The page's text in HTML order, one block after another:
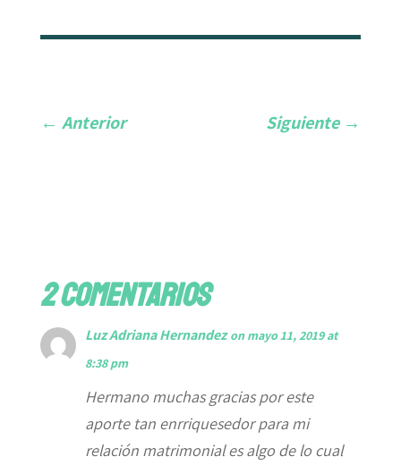
← Anterior Siguiente→
2 Comentarios
Luz Adriana Hernandez on mayo 11, 2019 at
8:38 pm
Hermano muchas gracias por este
aporte tan enrriquesedor para mi
relación matrimonial es algo de lo cual